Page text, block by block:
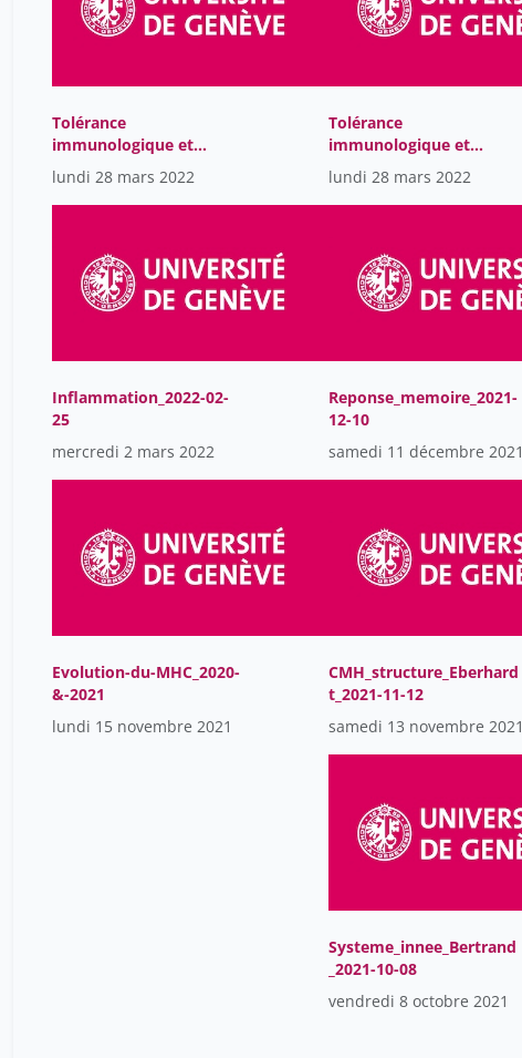
Tolérance
immunologique et
Autoimmunité_GMT2022
-03-25-2
lundi 28 mars 2022
Tolérance
immunologique et
Autoimmunité2022-03-
25
lundi 28 mars 2022
Inflammation_2022-02-
25
mercredi 2 mars 2022
Reponse_memoire_2021-
12-10
samedi 11 décembre 2021
Evolution-du-MHC_2020-
&-2021
lundi 15 novembre 2021
CMH_structure_Eberhard
t_2021-11-12
samedi 13 novembre 2021
Systeme_innee_Bertrand
_2021-10-08
vendredi 8 octobre 2021